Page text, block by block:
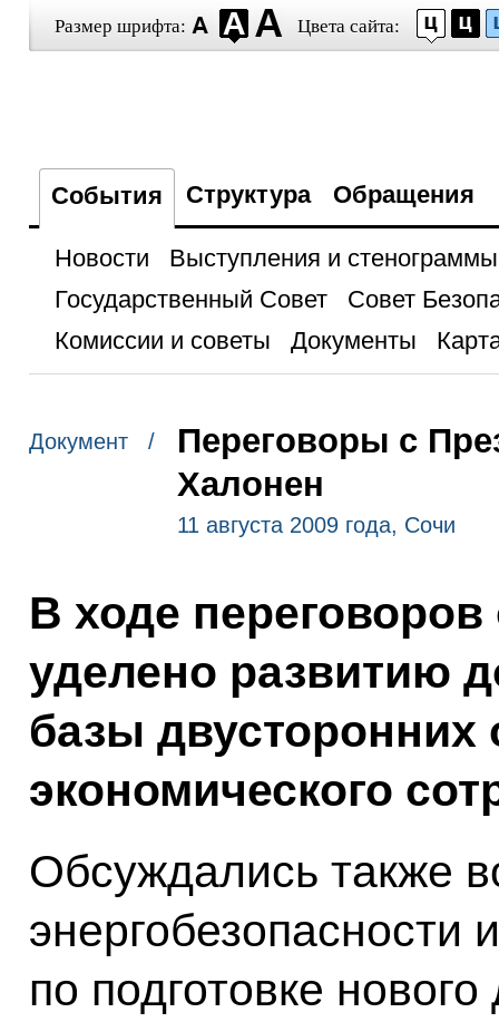
Размер шрифта: Цвета сайта:
События Структура Обращения
Новости
Выступления и стенограммы
Государственный Совет
Совет
Комиссии и советы
Документы
Документ /
Переговоры с
Халонен
11 августа 2009 года, Сочи
В ходе
уделено развитию
базы двусторонних
экономического
Обсуждались также
энергобезопасности
по подготовке